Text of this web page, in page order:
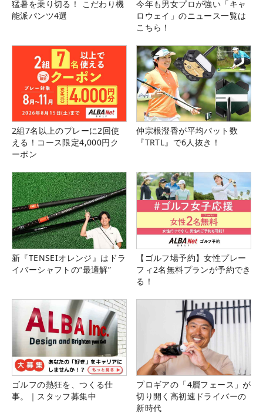
猛暑を乗り切る！ こだわり機
能派パンツ4選
今年も男女プロが強い「キャ
ロウェイ」のニュース一覧は
こちら！
2組7名以上のプレーに2回使
える！コース限定4,000円ク
ーポン
仲宗根澄香が平均パット数
『TRTL』で6人抜き！
新『TENSEIオレンジ』はドラ
イバーシャフトの“最適解”
【ゴルフ場予約】女性プレー
フィ2名無料プランが予約でき
る！
ゴルフの熱狂を、つくる仕
事。｜スタッフ募集中
プロギアの「4層フェース」が
切り開く高初速ドライバーの
新時代